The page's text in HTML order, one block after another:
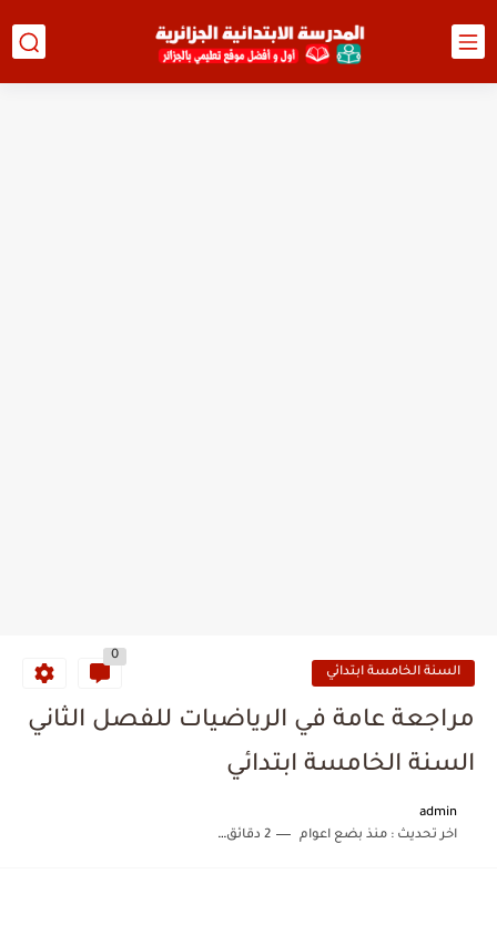
السنة الخامسة ابتدائي
0
مراجعة عامة في الرياضيات للفصل الثاني
السنة الخامسة ابتدائي
admin
اخر تحديث :منذ بضع اعوام 2 دقائق للقراءة